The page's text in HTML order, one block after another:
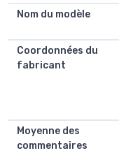
Nom du modèle
Coordonnées du
fabricant
Moyenne des
commentaires